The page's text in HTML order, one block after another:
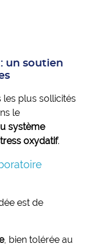
un soutien
les plus sollicités
le
système
oxydatif.
est de
, bien tolérée au